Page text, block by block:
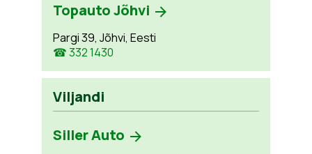
Topauto Jõhvi
Pargi 39, Jõhvi, Eesti
☎ 332 1430
Viljandi
Siller Auto